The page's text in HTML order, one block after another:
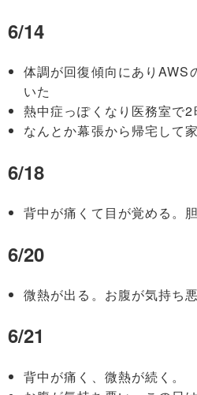
6/14
体調が回復傾向にありAWS
いた
熱中症っぽくなり医務室で
なんとか幕張から帰宅して
6/18
背中が痛くて目が覚める。
6/20
微熱が出る。お腹が気持ち
6/21
背中が痛く、微熱が続く。